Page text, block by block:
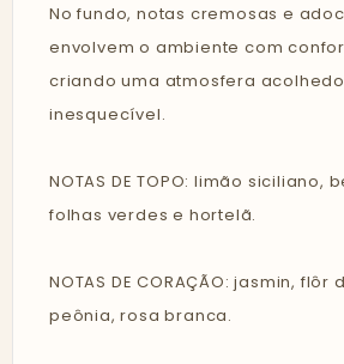
No fundo, notas cremosas e
envolvem o ambiente com
criando uma atmosfera
inesquecível.
NOTAS DE TOPO: limão siciliano,
folhas verdes e hortelã.
NOTAS DE CORAÇÃO: jasmin,
peônia, rosa branca.